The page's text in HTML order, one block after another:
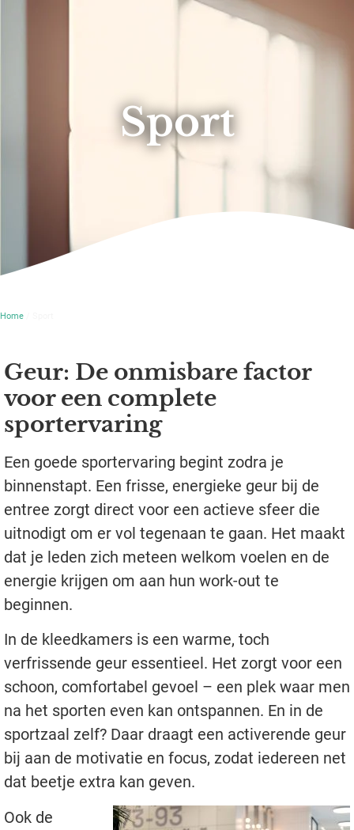
Sport
Home
Geur: De onmisbare factor
voor een complete
sportervaring
Een goede sportervaring begint zodra je
binnenstapt. Een frisse, energieke geur bij de
entree zorgt direct voor een actieve sfeer die
uitnodigt om er vol tegenaan te gaan. Het maakt
dat je leden zich meteen welkom voelen en de
energie krijgen om aan hun work-out te
beginnen.
In de kleedkamers is een warme, toch
verfrissende geur essentieel. Het zorgt voor een
schoon, comfortabel gevoel – een plek waar men
na het sporten even kan ontspannen. En in de
sportzaal zelf? Daar draagt een activerende geur
bij aan de motivatie en focus, zodat iedereen net
dat beetje extra kan geven.
Ook de